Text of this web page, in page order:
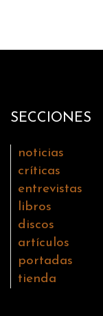
SECCIONES
noticias
críticas
entrevistas
libros
discos
artículos
portadas
tienda